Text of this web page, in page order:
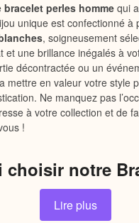
bracelet perles homme qui
unique est confectionné à
, soigneusement
et une brillance inégalés à
décontractée ou un
mettre en valeur votre style
Ne manquez pas
à votre collection et de
!
choisir notre
Blanches
Lire plus